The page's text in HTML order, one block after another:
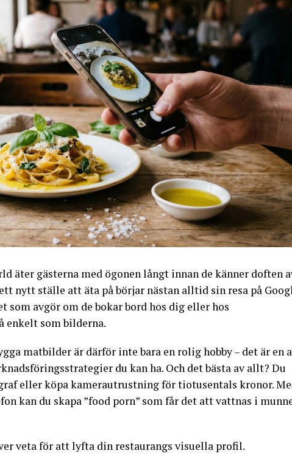
äter gästerna med ögonen långt innan de känner doften
nytt ställe att äta på börjar nästan alltid sin resa på
som avgör om de bokar bord hos dig eller hos
enkelt som bilderna.
matbilder är därför inte bara en rolig hobby – det är en
du kan ha. Och det bästa av allt? Du
eller köpa kamerautrustning för tiotusentals kronor.
kan du skapa ”food porn” som får det att vattnas i
veta för att lyfta din restaurangs visuella profil.